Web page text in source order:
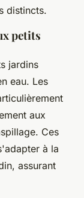
distincts.
petits
jardins
eau. Les
aux
Ces
à la
assurant